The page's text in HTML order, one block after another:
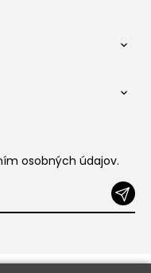


osobných údajov.